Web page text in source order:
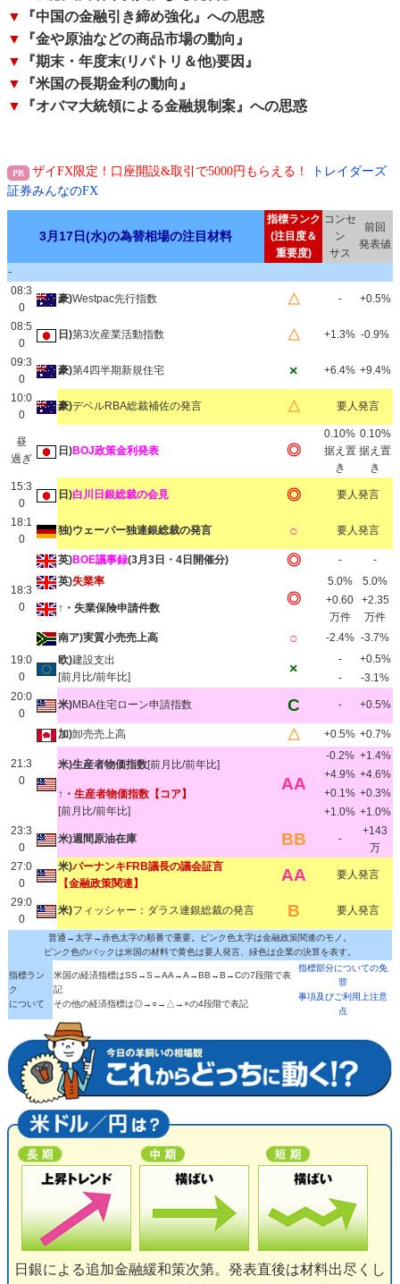
▼
『中国の金融引き締め強化』への思惑
▼
『金や原油などの商品市場の動向』
▼
『期末・年度末(リパトリ＆他)要因』
▼
『米国の長期金利の動向』
▼
『オバマ大統領による金融規制案』への思惑
ザイFX限定！口座開設&取引で5000円もらえる！
トレイダーズ
証券みんなのFX
3月17日(水)の為替相場の注目材料
指標ランク
(注目度＆
重要度)
コンセ
ン
サス
前回
発表値
-
08:3
0
豪)Westpac先行指数 △ - +0.5%
08:5
0
日)第3次産業活動指数 △ +1.3% -0.9%
09:3
0
豪)第4四半期新規住宅 × +6.4% +9.4%
10:0
0
豪)デベルRBA総裁補佐の発言 △ 要人発言
昼
過ぎ
日)BOJ政策金利発表 ◎
0.10%
据え置
き
0.10%
据え置
き
15:3
0
日)白川日銀総裁の会見 ◎ 要人発言
18:1
0
独)ウェーバー独連銀総裁の発言 ○ 要人発言
18:3
0
英)BOE議事録(3月3日・4日開催分) ◎ -
-
英)失業率
◎
5.0% 5.0%
↑・失業保険申請件数
+0.60
万件
+2.35
万件
南ア)実質小売売上高
○ -2.4% -3.7%
19:0
0
欧)建設支出
[前月比/前年比]
×
-
+0.5%
-
-3.1%
20:0
0
米)MBA住宅ローン申請指数 C - +0.5%
21:3
0
加)卸売売上高 △ +0.5% +0.7%
米)生産者物価指数[前月比/前年比]
AA
-0.2% +1.4%
+4.9% +4.6%
↑・ 生産者物価指数【コア】
[前月比/前年比]
+0.1% +0.3%
+1.0% +1.0%
23:3
0
米)週間原油在庫 BB -
+143
万
27:0
0
米)バーナンキFRB議長の議会証言
【金融政策関連】
AA 要人発言
29:0
0
米)フィッシャー：ダラス連銀総裁の発言 B 要人発言
普通→太字→赤色太字の順番で重要。ピンク色太字は金融政策関連のモノ。
ピンク色のバックは米国の材料で黄色は要人発言、緑色は企業の決算を表す。
指標ラン
ク
について
米国の経済指標はSS→S→AA→A→BB→B→Cの7段階で表
記
その他の経済指標は◎→○→△→×の4段階で表記
指標部分についての免
罪
事項及びご利用上注意
点
日銀による追加金融緩和策次第。発表直後は材料出尽くし